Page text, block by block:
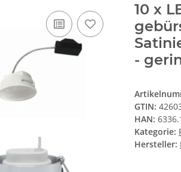
10 x
-
GTIN:
HAN:
Kategorie:
Hersteller: